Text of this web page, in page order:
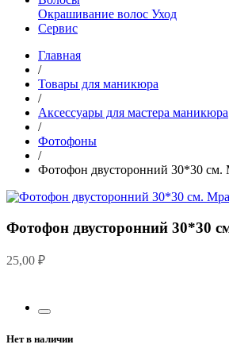
Окрашивание волос Уход
Сервис
Главная
/
Товары для маникюра
/
Аксессуары для мастера маникюра
/
Фотофоны
/
Фотофон двусторонний 30*30 см.
Фотофон двусторонний 30*30
25,00 ₽
Нет в наличии